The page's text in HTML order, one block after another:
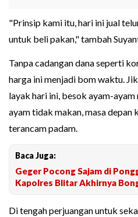
"Prinsip kami itu, hari ini jual
untuk beli pakan," tambah
Tanpa cadangan dana seperti
harga ini menjadi bom waktu.
layak hari ini, besok ayam-
ayam tidak makan, masa depan
terancam padam.
Baca Juga:
Geger Pocong Sajam di
Kapolres Blitar Akhirnya
Di tengah perjuangan untuk